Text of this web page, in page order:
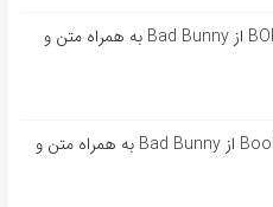
آهنگ اسپانیایی BOKeTE از Bad Bunny به همراه متن و
آهنگ اسپانیایی Booker T از Bad Bunny به همراه متن و